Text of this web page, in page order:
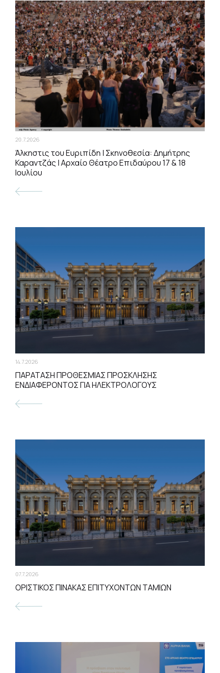
20.7.2026
Άλκηστις του Ευριπίδη | Σκηνοθεσία: Δημήτρης
Καραντζάς | Αρχαίο Θέατρο Επιδαύρου 17 & 18
Ιουλίου
14.7.2026
ΠΑΡΑΤΑΣΗ ΠΡΟΘΕΣΜΙΑΣ ΠΡOΣΚΛΗΣΗΣ
ΕΝΔΙΑΦΕΡΟΝΤΟΣ ΓΙΑ ΗΛΕΚΤΡΟΛΟΓΟΥΣ
07.7.2026
ΟΡΙΣΤΙΚΟΣ ΠΙΝΑΚΑΣ ΕΠΙΤΥΧΟΝΤΩΝ ΤΑΜΙΩΝ